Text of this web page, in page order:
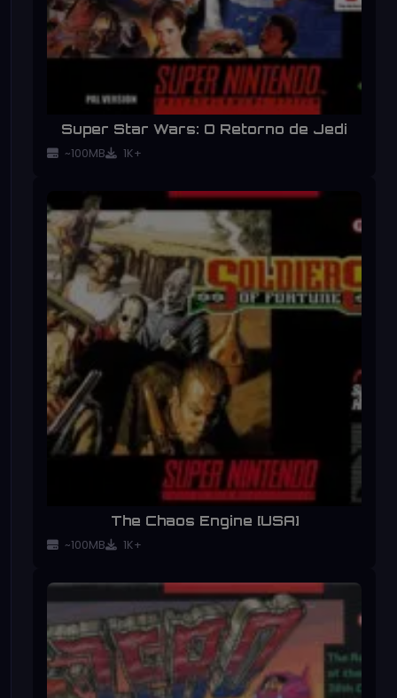
Super Star Wars: O Retorno de Jedi
~100MB 1K+
The Chaos Engine [USA]
~100MB 1K+